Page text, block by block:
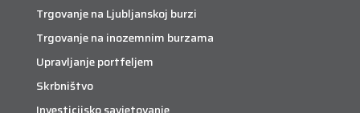
Trgovanje na Ljubljanskoj burzi
Trgovanje na inozemnim burzama
Upravljanje portfeljem
Skrbništvo